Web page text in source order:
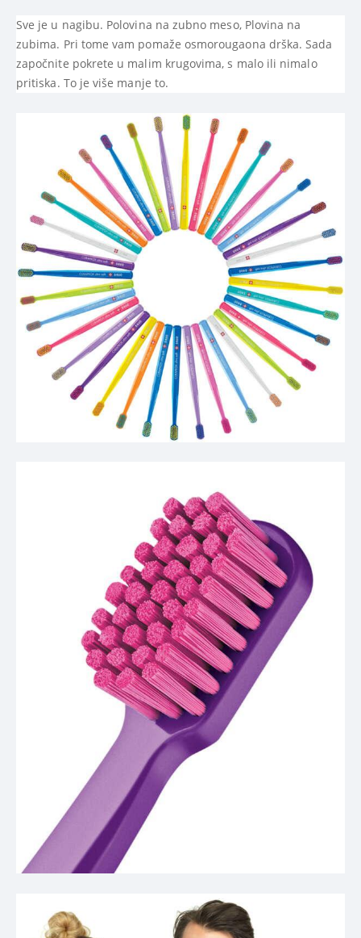
Sve je u nagibu. Polovina na zubno meso, Plovina na
zubima. Pri tome vam pomaže osmorougaona drška. Sada
započnite pokrete u malim krugovima, s malo ili nimalo
pritiska. To je više manje to.